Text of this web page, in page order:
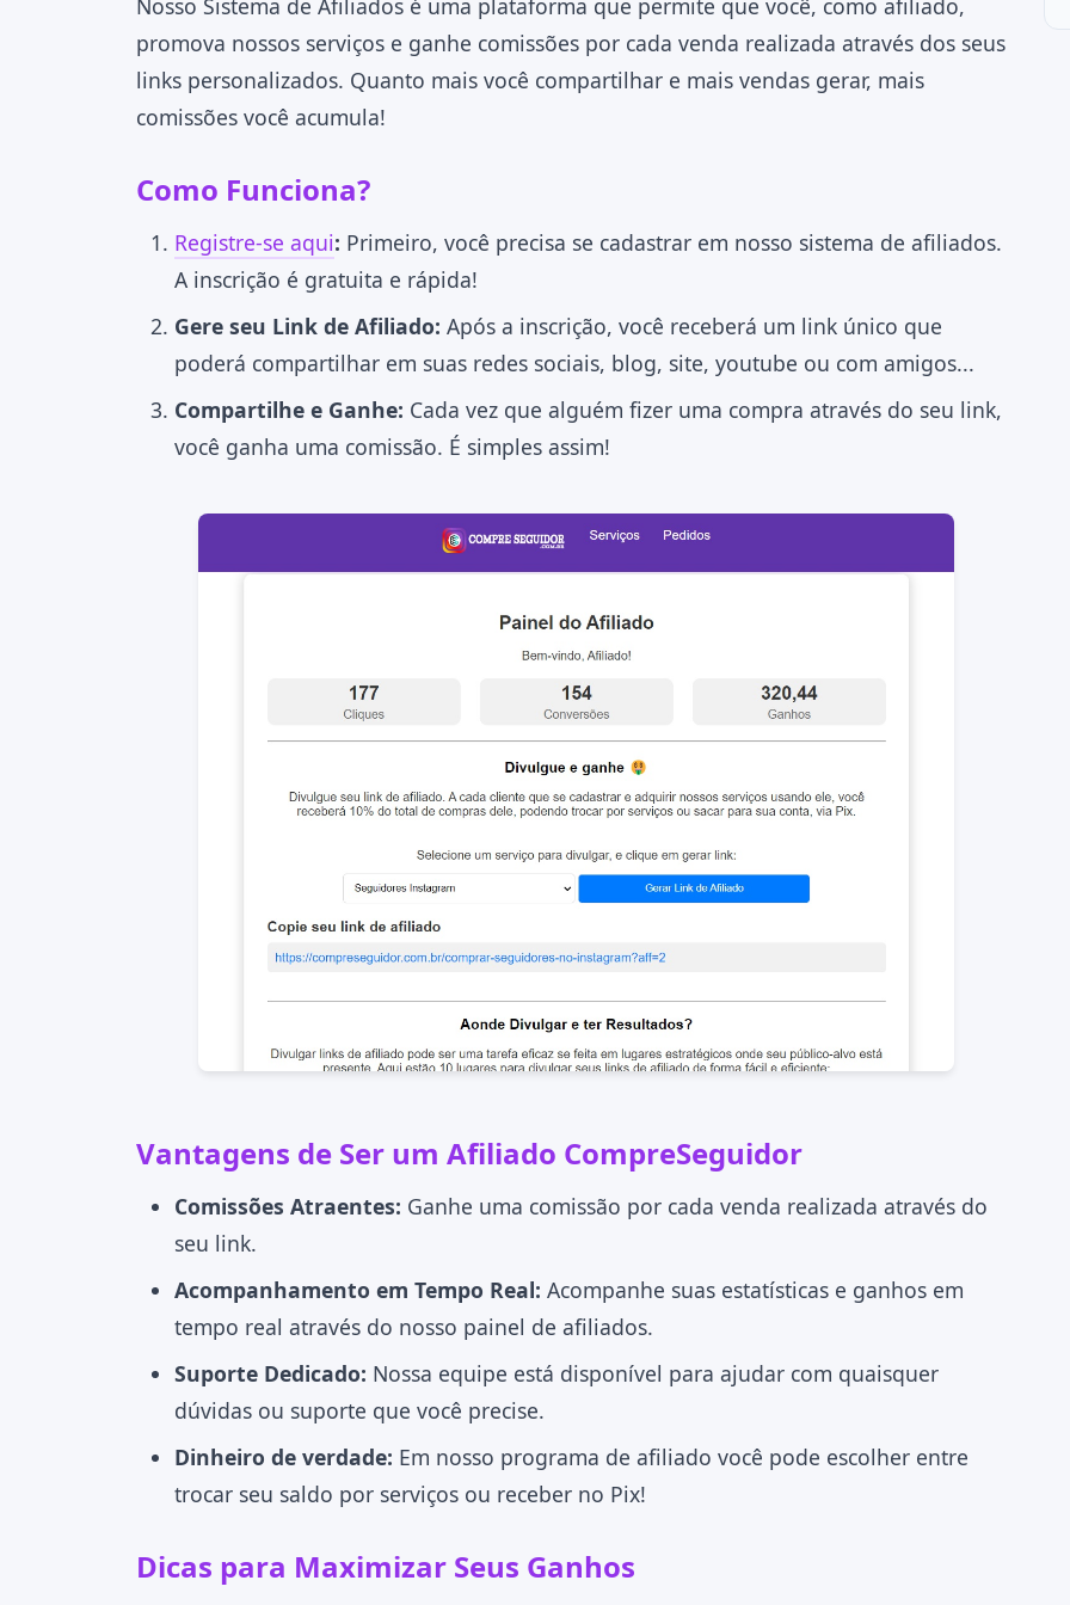
promova nossos serviços e ganhe comissões por cada venda realizada através dos seus
links personalizados. Quanto mais você compartilhar e mais vendas gerar, mais
comissões você acumula!
Como Funciona?
Registre-se aqui: Primeiro, você precisa se cadastrar em nosso sistema de afiliados.
A inscrição é gratuita e rápida!
Gere seu Link de Afiliado: Após a inscrição, você receberá um link único que
poderá compartilhar em suas redes sociais, blog, site, youtube ou com amigos...
Compartilhe e Ganhe: Cada vez que alguém fizer uma compra através do seu link,
você ganha uma comissão. É simples assim!
Vantagens de Ser um Afiliado CompreSeguidor
Comissões Atraentes: Ganhe uma comissão por cada venda realizada através do
seu link.
Acompanhamento em Tempo Real: Acompanhe suas estatísticas e ganhos em
tempo real através do nosso painel de afiliados.
Suporte Dedicado: Nossa equipe está disponível para ajudar com quaisquer
dúvidas ou suporte que você precise.
Dinheiro de verdade: Em nosso programa de afiliado você pode escolher entre
trocar seu saldo por serviços ou receber no Pix!
Dicas para Maximizar Seus Ganhos